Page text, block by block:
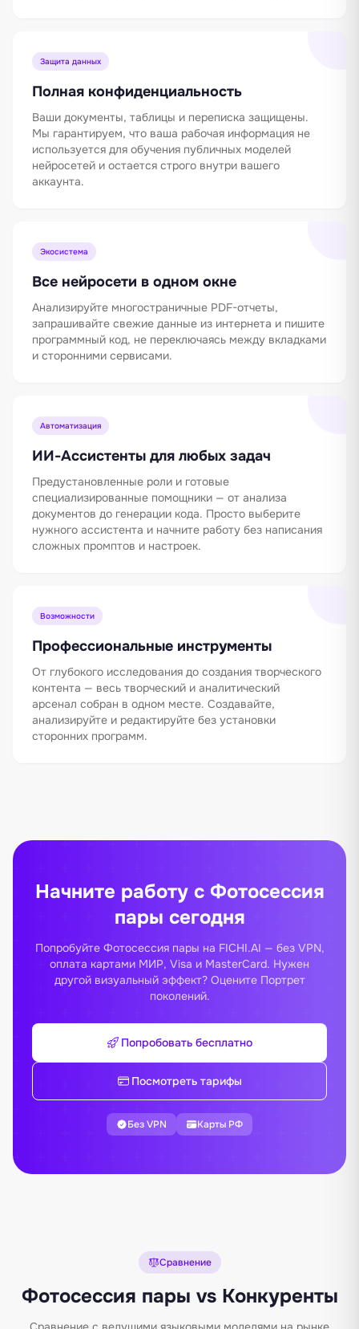
Защита данных
Полная конфиденциальность
Ваши документы, таблицы и переписка защищены.
Мы гарантируем, что ваша рабочая информация не
используется для обучения публичных моделей
нейросетей и остается строго внутри вашего
аккаунта.
Экосистема
Все нейросети в одном окне
Анализируйте многостраничные PDF-отчеты,
запрашивайте свежие данные из интернета и пишите
программный код, не переключаясь между вкладками
и сторонними сервисами.
Автоматизация
ИИ-Ассистенты для любых задач
Предустановленные роли и готовые
специализированные помощники — от анализа
документов до генерации кода. Просто выберите
нужного ассистента и начните работу без написания
сложных промптов и настроек.
Возможности
Профессиональные инструменты
От глубокого исследования до создания творческого
контента — весь творческий и аналитический
арсенал собран в одном месте. Создавайте,
анализируйте и редактируйте без установки
сторонних программ.
Начните работу с Фотосессия
пары сегодня
Попробуйте Фотосессия пары на FICHI.AI — без VPN,
оплата картами МИР, Visa и MasterCard. Нужен
другой визуальный эффект? Оцените Портрет
поколений.
Попробовать бесплатно
Посмотреть тарифы
Без VPN Карты РФ
Сравнение
Фотосессия пары vs Конкуренты